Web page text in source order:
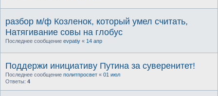
разбор м/ф Козленок, который умел считать,
Натягивание совы на глобус
Последнее сообщение evpatiy « 14 апр
Поддержи инициативу Путина за суверенитет!
Последнее сообщение политпросвет « 01 июл
Ответы: 4